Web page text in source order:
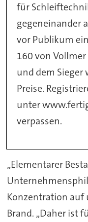
für
gegeneinander
vor Publikum
160 von
und dem
Preise.
unter
verpassen.
„Elementarer
Konzentration auf
Brand. „Daher ist